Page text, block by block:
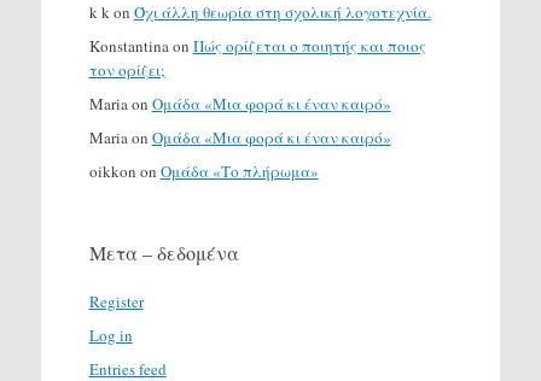
k kon Όχι άλλη θεωρία στη σχολική λογοτεχνία.
Konstantinaon Πώς ορίζεται ο ποιητής και ποιος
τον ορίζει;
Mariaon Ομάδα «Μια φορά κι έναν καιρό»
Mariaon Ομάδα «Μια φορά κι έναν καιρό»
oikkon on Ομάδα «Το πλήρωμα»
Μετα – δεδομένα
Register
Log in
Entries feed